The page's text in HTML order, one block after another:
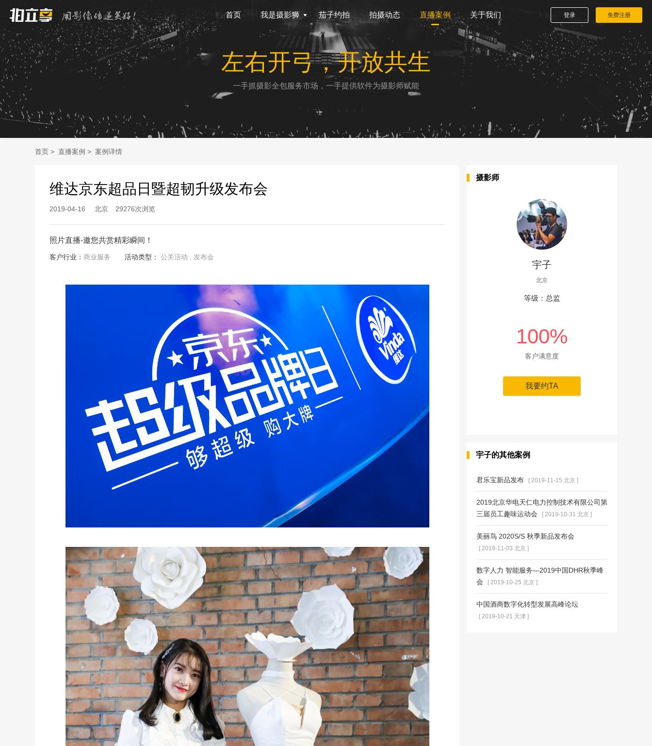
首页 我是摄影狮 茄子约拍 拍摄动态 直播案例 关于我们 登录 免费注册
左右开弓，开放共生
一手抓摄影全包服务市场，一手提供软件为摄影师赋能
首页 > 直播案例 > 案例详情
维达京东超品日暨超韧升级发布会
2019-04-16 北京 29276次浏览
照片直播-邀您共赏精彩瞬间！
客户行业： 商业服务 活动类型： 公关活动 , 发布会
摄影师
宇子
北京
等级：总监
100%
客户满意度
我要约TA
宇子的其他案例
君乐宝新品发布 [ 2019-11-15 北京 ]
2019北京华电天仁电力控制技术有限公司第
三届员工趣味运动会
[ 2019-10-31 北京 ]
美丽鸟 2020S/S 秋季新品发布会
[ 2019-11-03 北京 ]
数字人力 智能服务—2019中国DHR秋季峰
会
[ 2019-10-25 北京 ]
中国酒商数字化转型发展高峰论坛
[ 2019-10-21 天津 ]